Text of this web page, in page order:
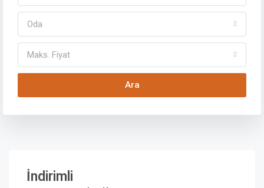
Oda
Maks. Fiyat
Ara
İndirimli